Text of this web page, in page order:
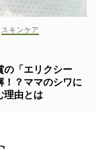
スキンケア
の「エリクシー
！？ママのシワに
理由とは